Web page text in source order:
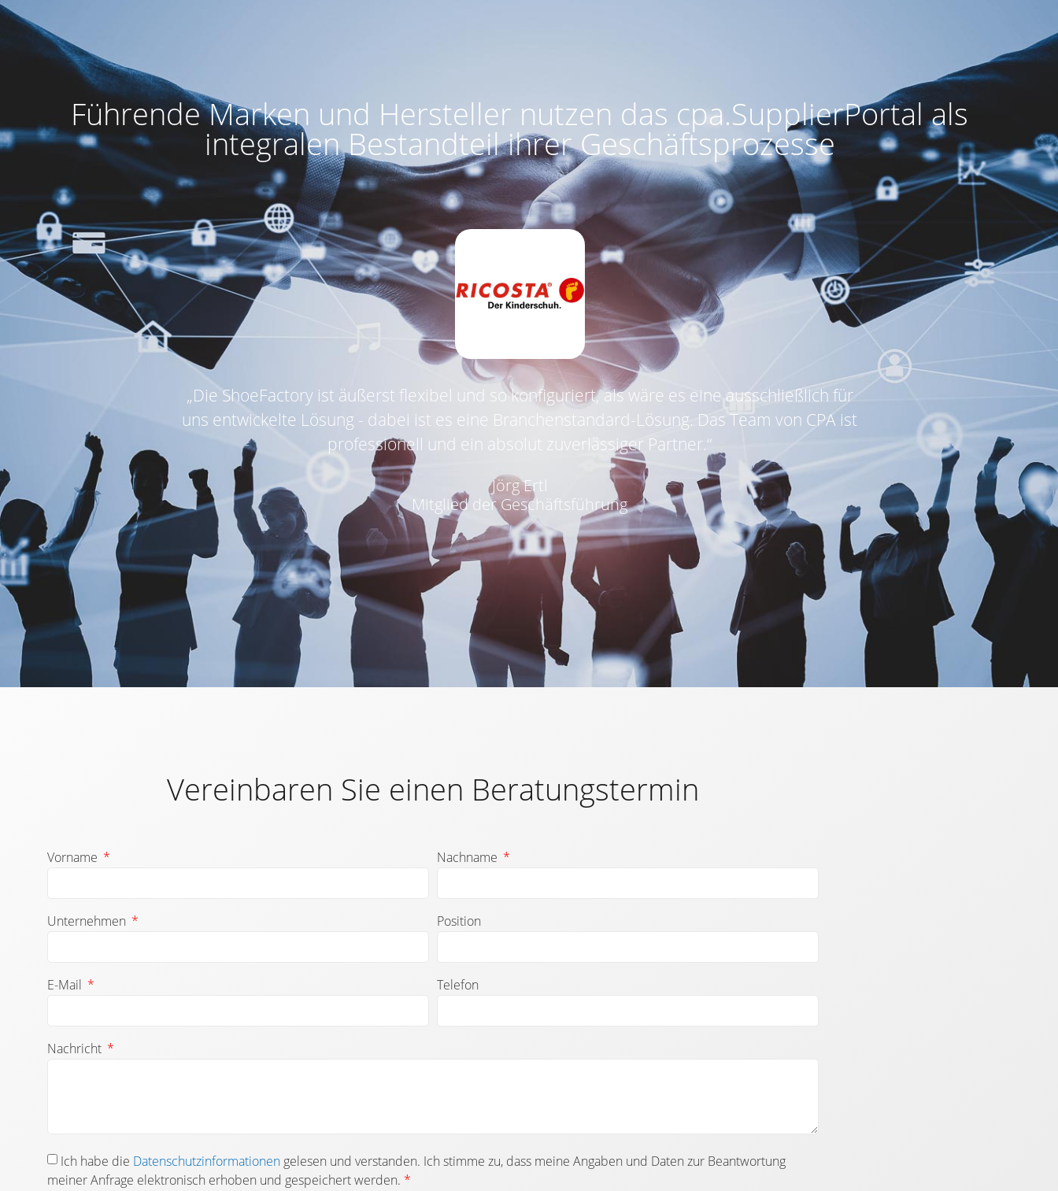
Führende Marken und Hersteller nutzen das cpa.SupplierPortal als
integralen Bestandteil ihrer Geschäftsprozesse
„Die ShoeFactory ist äußerst flexibel und so konfiguriert, als wäre es eine ausschließlich für
uns entwickelte Lösung - dabei ist es eine Branchenstandard-Lösung. Das Team von CPA ist
professionell und ein absolut zuverlässiger Partner.“
Jörg Ertl
Mitglied der Geschäftsführung
Vereinbaren Sie einen Beratungstermin
Vorname Nachname
Unternehmen Position
E-Mail Telefon
Nachricht
Ich habe die Datenschutz­informationen gelesen und verstanden. Ich stimme zu, dass meine Angaben und Daten zur Beantwortung
meiner Anfrage elektronisch erhoben und gespeichert werden. *